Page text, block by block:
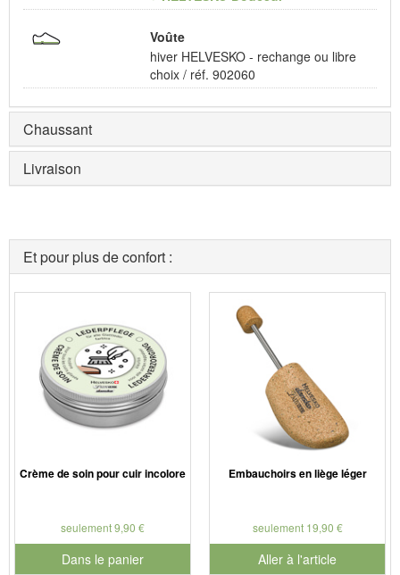
Voûte
hiver HELVESKO - rechange ou libre
choix / réf. 902060
Chaussant
Livraison
Et pour plus de confort :
Crème de soin pour cuir incolore
seulement 9,90 €
Dans le panier
Embauchoirs en liège léger
seulement 19,90 €
Aller à l'article